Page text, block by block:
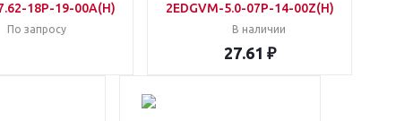
18P-19-00A(H)
По запросу
2EDGVM-5.0-07P-14-00Z(H)
В наличии
27.61 ₽